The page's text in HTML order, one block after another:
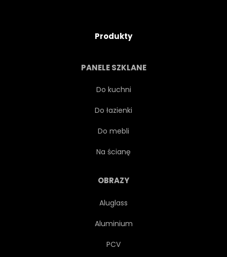
SAMOCHODÓW
PRZEJAŻDŻKA
TRANSPORT
Produkty
PANELE SZKLANE
Do kuchni
Do łazienki
Do mebli
Na ścianę
OBRAZY
Aluglass
Aluminium
PCV